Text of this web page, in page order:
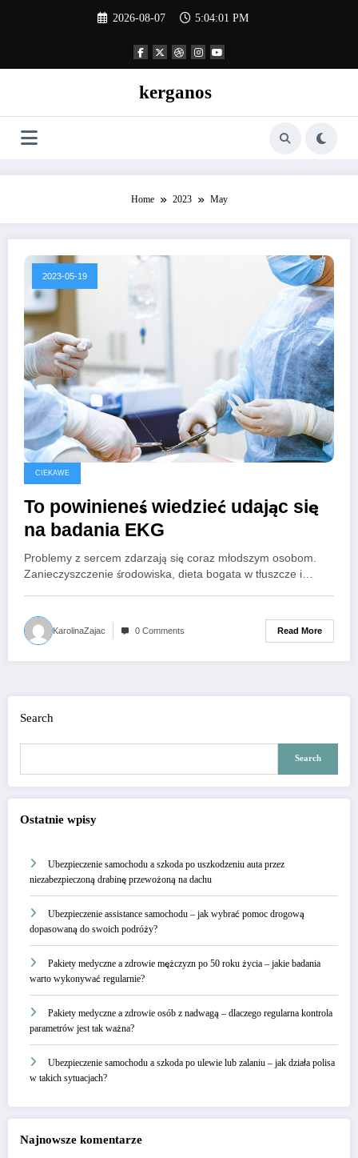
2026-08-07 5:04:02 PM
kerganos
Home 2023 May
2023-05-19
CIEKAWE
To powinieneś wiedzieć udając się
na badania EKG
Problemy z sercem zdarzają się coraz młodszym osobom.
Zanieczyszczenie środowiska, dieta bogata w tłuszcze i…
KarolinaZajac 0 Comments Read More
Search
Search
Ostatnie wpisy
Ubezpieczenie samochodu a szkoda po uszkodzeniu auta przez
niezabezpieczoną drabinę przewożoną na dachu
Ubezpieczenie assistance samochodu – jak wybrać pomoc drogową
dopasowaną do swoich podróży?
Pakiety medyczne a zdrowie mężczyzn po 50 roku życia – jakie badania
warto wykonywać regularnie?
Pakiety medyczne a zdrowie osób z nadwagą – dlaczego regularna kontrola
parametrów jest tak ważna?
Ubezpieczenie samochodu a szkoda po ulewie lub zalaniu – jak działa polisa
w takich sytuacjach?
Najnowsze komentarze